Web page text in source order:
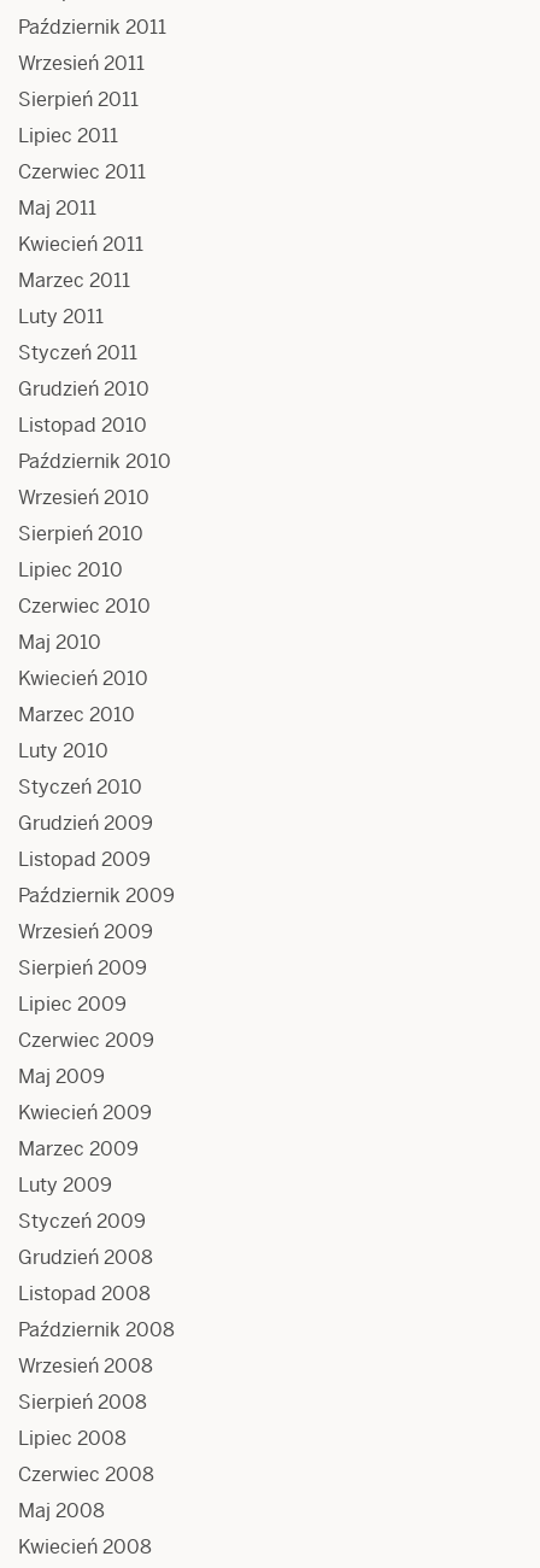
Październik 2011
Wrzesień 2011
Sierpień 2011
Lipiec 2011
Czerwiec 2011
Maj 2011
Kwiecień 2011
Marzec 2011
Luty 2011
Styczeń 2011
Grudzień 2010
Listopad 2010
Październik 2010
Wrzesień 2010
Sierpień 2010
Lipiec 2010
Czerwiec 2010
Maj 2010
Kwiecień 2010
Marzec 2010
Luty 2010
Styczeń 2010
Grudzień 2009
Listopad 2009
Październik 2009
Wrzesień 2009
Sierpień 2009
Lipiec 2009
Czerwiec 2009
Maj 2009
Kwiecień 2009
Marzec 2009
Luty 2009
Styczeń 2009
Grudzień 2008
Listopad 2008
Październik 2008
Wrzesień 2008
Sierpień 2008
Lipiec 2008
Czerwiec 2008
Maj 2008
Kwiecień 2008